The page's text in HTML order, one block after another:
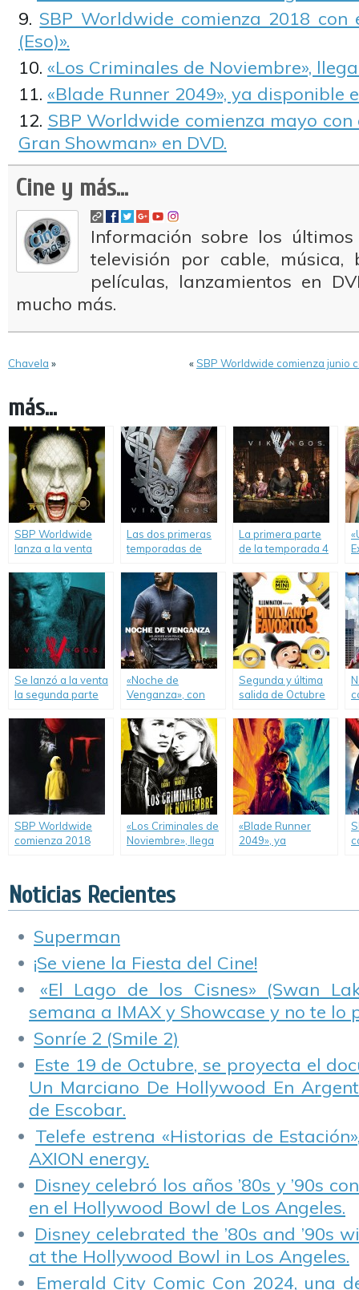
SBP Worldwide comienza 2018 con
(Eso)».
«Los Criminales de Noviembre»,
«Blade Runner 2049», ya disponible
SBP Worldwide comienza mayo
Gran Showman» en DVD.
Cine y más...
Información sobre los
televisión por cable, música,
películas, lanzamientos en
mucho más.
Chavela » «SBP Worldwide comienza junio
más...
SBP Worldwide
lanza a la venta
Story: Hotel».
Las dos primeras
temporadas de
disponibles en
DVD.
La primera parte
de la temporada 4
venta en DVD.
Se lanzó a la venta
la segunda parte
de «Vikingos».
«Noche de
Venganza», con
lanza en DVD.
Segunda y última
salida de Octubre
SBP Worldwide
comienza 2018
«Los Criminales de
Noviembre», llega
«Blade Runner
2049», ya
Noticias Recientes
Superman
¡Se viene la Fiesta del Cine!
«El Lago de los Cisnes» (Swan
semana a IMAX y Showcase y no te lo
Sonríe 2 (Smile 2)
Este 19 de Octubre, se proyecta el
Un Marciano De Hollywood En
de Escobar.
Telefe estrena «Historias de
AXION energy.
Disney celebró los años ’80s y ’90s
en el Hollywood Bowl de Los Angeles.
Disney celebrated the ’80s and ’90s
at the Hollywood Bowl in Los Angeles.
Emerald City Comic Con 2024, una